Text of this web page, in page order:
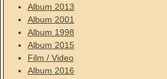
Album 2013
Album 2001
Album 1998
Album 2015
Film / Video
Album 2016